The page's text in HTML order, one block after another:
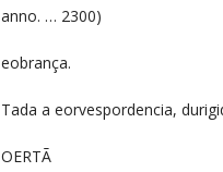
anno. … 2300)
eobrança.
Tada a eorvespordencia,
OERTÃ